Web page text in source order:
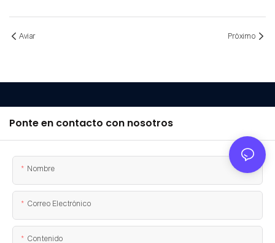
Aviar Próximo
Ponte en contacto con nosotros
Nombre
Correo Electrónico
Contenido